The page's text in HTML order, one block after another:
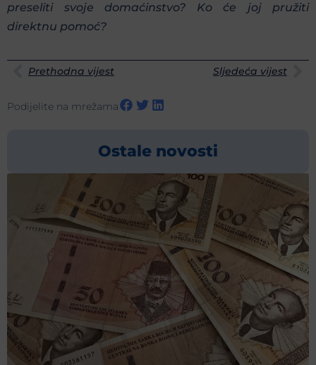
preseliti svoje domaćinstvo? Ko će joj pružiti
direktnu pomoć?
Prethodna vijest Sljedeća vijest
Podijelite na mrežama
Ostale novosti